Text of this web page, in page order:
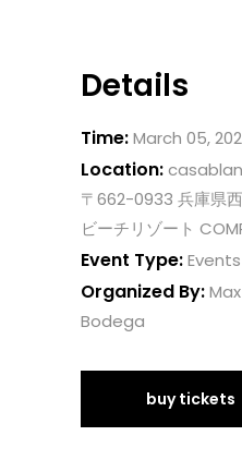
Details
Time:March 05,
Location:
〒662-0933 兵庫県
ビーチリゾート
Event Type:Events
Organized By:
Bodega
buy tickets